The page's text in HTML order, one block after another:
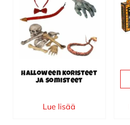
Halloween koristeet
ja somisteet
Lue lisää